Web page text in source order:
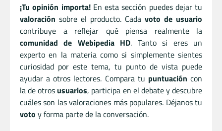
¡Tu opinión importa!En esta sección puedes dejar tu
valoración sobre el producto. Cada voto de usuario
contribuye a reflejar qué piensa realmente la
comunidad de Webipedia HD. Tanto si eres un
experto en la materia como si simplemente sientes
curiosidad por este tema, tu punto de vista puede
ayudar a otros lectores. Compara tu puntuación con
la de otros usuarios, participa en el debate y descubre
cuáles son las valoraciones más populares. Déjanos tu
voto y forma parte de la conversación.